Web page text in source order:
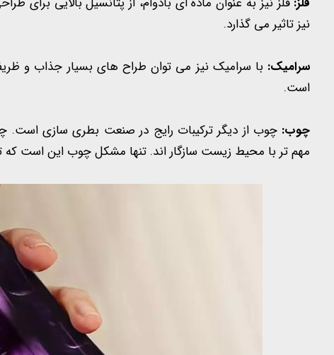
نیز تاثیر می گذارد.
سرامیک: با سرامیک نیز می توان طراح های بسیار جذاب و
است.
چوب: چوب از دیگر ترکیبات رایج در صنعت بطری سازی
مهم تر با محیط زیست سازگار اند. تنها مشکل چوب این است که